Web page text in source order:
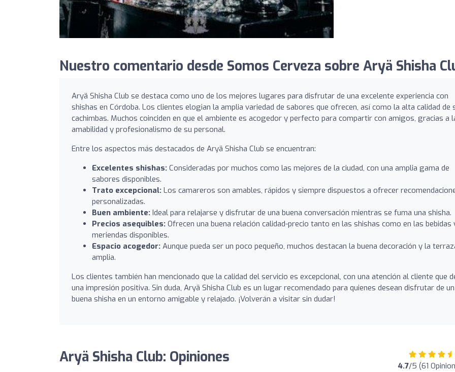
Nuestro comentario desde Somos Cerveza sobre Aryä Shisha
Aryä Shisha Club se destaca como uno de los mejores lugares para disfrutar de una excelente experiencia con
shishas en Córdoba. Los clientes elogian la amplia variedad de sabores que ofrecen, así como la alta calidad de
cachimbas. Muchos coinciden en que el ambiente es acogedor y perfecto para compartir con amigos, gracias a
amabilidad y profesionalismo de su personal.
Entre los aspectos más destacados de Aryä Shisha Club se encuentran:
Excelentes shishas: Consideradas por muchos como las mejores de la ciudad, con una amplia gama de
sabores disponibles.
Trato excepcional: Los camareros son amables, rápidos y siempre dispuestos a ofrecer
personalizadas.
Buen ambiente: Ideal para relajarse y disfrutar de una buena conversación mientras se fuma una shisha.
Precios asequibles: Ofrecen una buena relación calidad-precio tanto en las shishas como en las bebidas
meriendas disponibles.
Espacio acogedor: Aunque pueda ser un poco pequeño, muchos destacan la buena decoración y la
amplia.
Los clientes también han mencionado que la calidad del servicio es excepcional, con una atención al cliente que
una impresión positiva. Sin duda, Aryä Shisha Club es un lugar recomendado para quienes desean disfrutar de
buena shisha en un entorno amigable y relajado. ¡Volverán a visitar sin dudar!
Aryä Shisha Club: Opiniones 4.7/5 (61